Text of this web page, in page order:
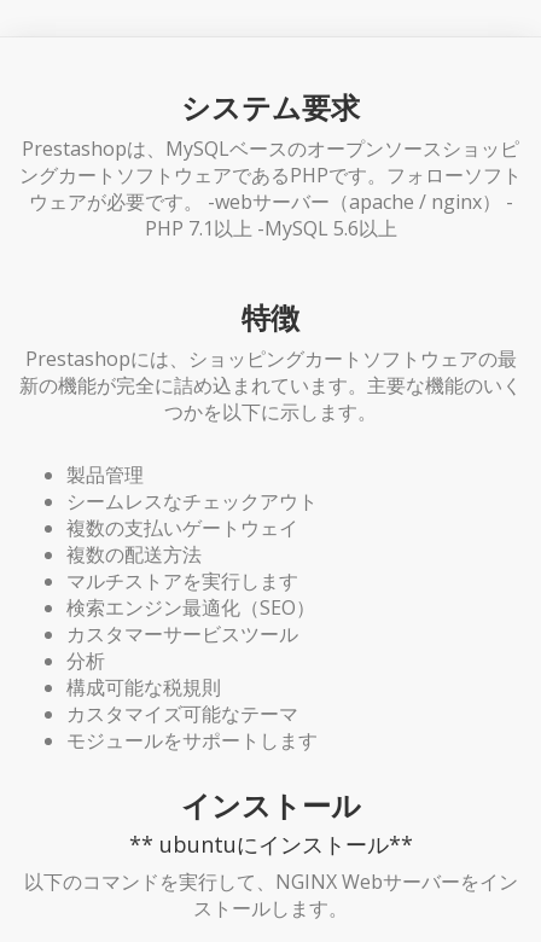
システム要求
Prestashopは、MySQLベースのオープンソースショッピ
ングカートソフトウェアであるPHPです。フォローソフト
ウェアが必要です。 -webサーバー（apache / nginx） -
PHP 7.1以上 -MySQL 5.6以上
特徴
Prestashopには、ショッピングカートソフトウェアの最
新の機能が完全に詰め込まれています。主要な機能のいく
つかを以下に示します。
製品管理
シームレスなチェックアウト
複数の支払いゲートウェイ
複数の配送方法
マルチストアを実行します
検索エンジン最適化（SEO）
カスタマーサービスツール
分析
構成可能な税規則
カスタマイズ可能なテーマ
モジュールをサポートします
インストール
** ubuntuにインストール**
以下のコマンドを実行して、NGINX Webサーバーをイン
ストールします。